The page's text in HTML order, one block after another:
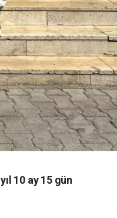
10 ay 15 gün